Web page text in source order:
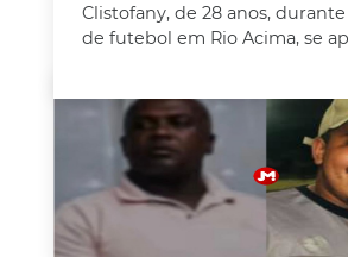
Clistofany, de 28 anos,
de futebol em Rio Acima, se